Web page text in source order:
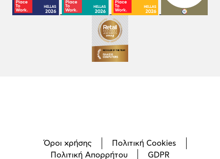
Όροι χρήσης
Πολιτική Cookies
Πολιτική Απορρήτου
GDPR